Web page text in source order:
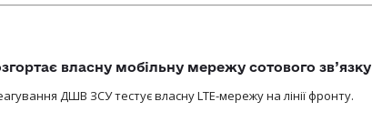
власну мобільну мережу сотового зв’язку
ДШВ ЗСУ тестує власну LTE-мережу на лінії фронту.